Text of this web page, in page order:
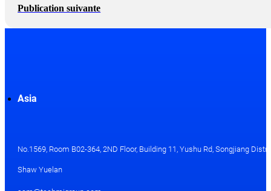
Publication suivante
Asia
No.1569, Room B02-364, 2ND Floor, Building 11, Yushu Rd, Songjiang
Shaw Yuelan